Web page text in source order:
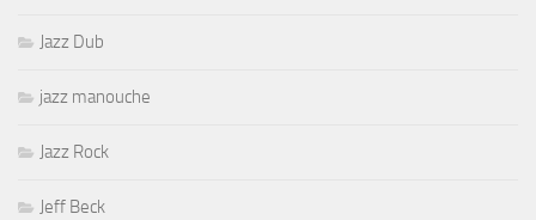
Jazz Dub
jazz manouche
Jazz Rock
Jeff Beck